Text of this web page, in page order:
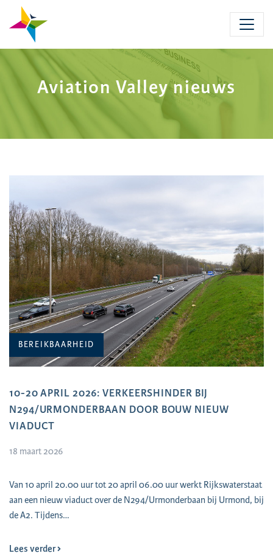
content
Aviation Valley nieuws
BEREIKBAARHEID
10-20 APRIL 2026: VERKEERSHINDER BIJ
N294/URMONDERBAAN DOOR BOUW NIEUW
VIADUCT
18 maart 2026
Van 10 april 20.00 uur tot 20 april 06.00 uur werkt Rijkswaterstaat
aan een nieuw viaduct over de N294/Urmonderbaan bij Urmond, bij
de A2. Tijdens…
Lees verder